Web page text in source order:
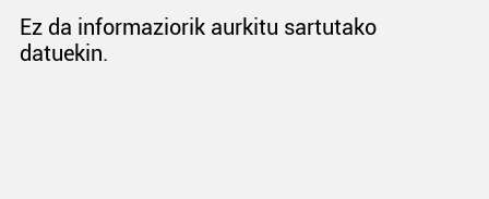
Ez da informaziorik aurkitu sartutako
datuekin.